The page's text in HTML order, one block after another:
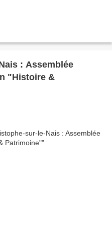
: Assemblée
"Histoire &